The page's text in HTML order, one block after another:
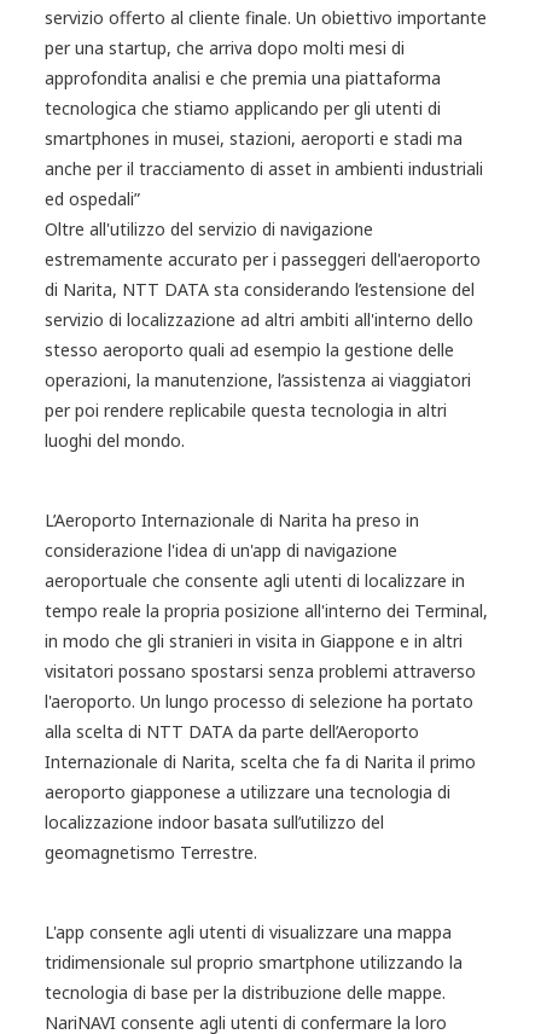
servizio offerto al cliente finale. Un obiettivo importante
per una startup, che arriva dopo molti mesi di
approfondita analisi e che premia una piattaforma
tecnologica che stiamo applicando per gli utenti di
smartphones in musei, stazioni, aeroporti e stadi ma
anche per il tracciamento di asset in ambienti industriali
ed ospedali”
Oltre all'utilizzo del servizio di navigazione
estremamente accurato per i passeggeri dell'aeroporto
di Narita, NTT DATA sta considerando l’estensione del
servizio di localizzazione ad altri ambiti all'interno dello
stesso aeroporto quali ad esempio la gestione delle
operazioni, la manutenzione, l’assistenza ai viaggiatori
per poi rendere replicabile questa tecnologia in altri
luoghi del mondo.
L’Aeroporto Internazionale di Narita ha preso in
considerazione l'idea di un'app di navigazione
aeroportuale che consente agli utenti di localizzare in
tempo reale la propria posizione all'interno dei Terminal,
in modo che gli stranieri in visita in Giappone e in altri
visitatori possano spostarsi senza problemi attraverso
l'aeroporto. Un lungo processo di selezione ha portato
alla scelta di NTT DATA da parte dell’Aeroporto
Internazionale di Narita, scelta che fa di Narita il primo
aeroporto giapponese a utilizzare una tecnologia di
localizzazione indoor basata sull’utilizzo del
geomagnetismo Terrestre.
L'app consente agli utenti di visualizzare una mappa
tridimensionale sul proprio smartphone utilizzando la
tecnologia di base per la distribuzione delle mappe.
NariNAVI consente agli utenti di confermare la loro